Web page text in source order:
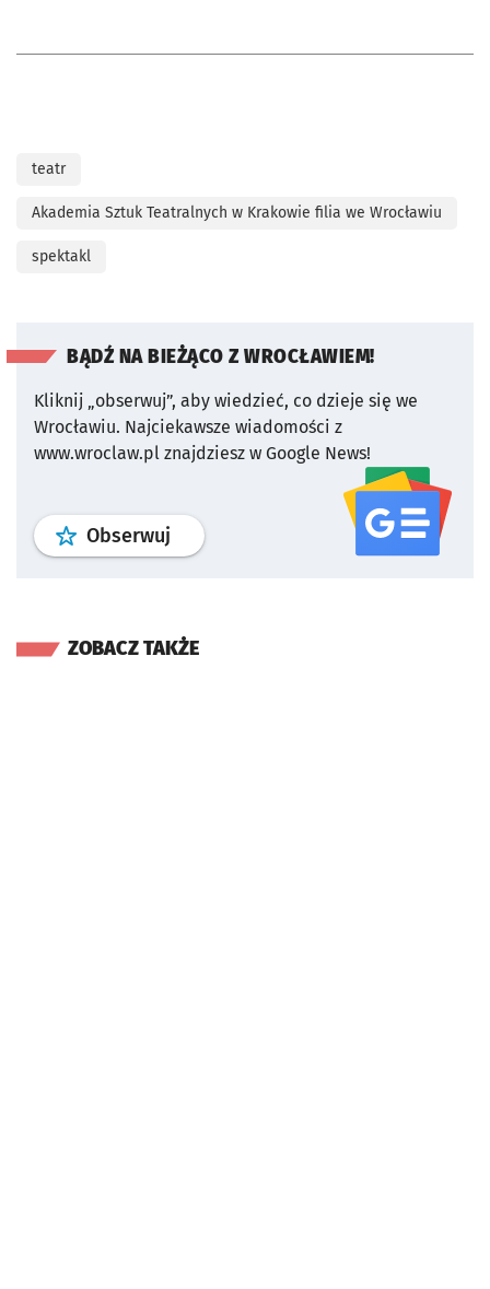
teatr
Akademia Sztuk Teatralnych w Krakowie filia we Wrocławiu
spektakl
BĄDŹ NA BIEŻĄCO Z WROCŁAWIEM!
Kliknij „obserwuj”, aby wiedzieć, co dzieje się we
Wrocławiu. Najciekawsze wiadomości z
www.wroclaw.pl znajdziesz w Google News!
Obserwuj profil serwisu
ZOBACZ TAKŻE